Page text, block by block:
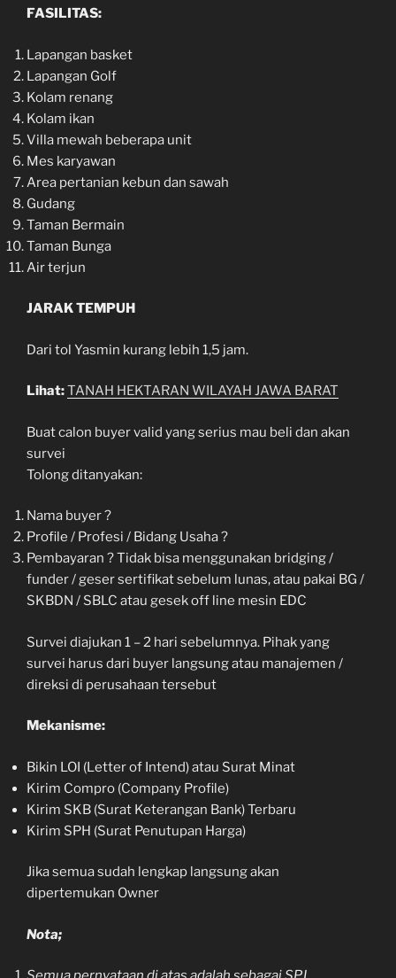
FASILITAS:
Lapangan basket
Lapangan Golf
Kolam renang
Kolam ikan
Villa mewah beberapa unit
Mes karyawan
Area pertanian kebun dan sawah
Gudang
Taman Bermain
Taman Bunga
Air terjun
JARAK TEMPUH
Dari tol Yasmin kurang lebih 1,5 jam.
Lihat:TANAH HEKTARAN WILAYAH JAWA BARAT
Buat calon buyer valid yang serius mau beli dan akan
survei
Tolong ditanyakan:
Nama buyer ?
Profile / Profesi / Bidang Usaha ?
Pembayaran ? Tidak bisa menggunakan bridging /
funder / geser sertifikat sebelum lunas, atau pakai BG /
SKBDN / SBLC atau gesek off line mesin EDC
Survei diajukan 1 – 2 hari sebelumnya. Pihak yang
survei harus dari buyer langsung atau manajemen /
direksi di perusahaan tersebut
Mekanisme:
Bikin LOI (Letter of Intend) atau Surat Minat
Kirim Compro (Company Profile)
Kirim SKB (Surat Keterangan Bank) Terbaru
Kirim SPH (Surat Penutupan Harga)
Jika semua sudah lengkap langsung akan
dipertemukan Owner
Nota;